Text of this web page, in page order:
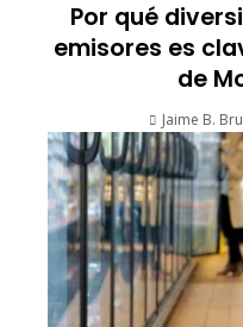
Por qué
emisores es
de
Jaime B.